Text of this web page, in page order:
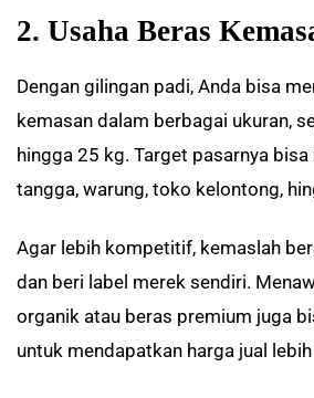
2. Usaha Beras
Dengan gilingan padi, Anda bisa
kemasan dalam berbagai ukuran,
hingga 25 kg. Target pasarnya
tangga, warung, toko kelontong,
Agar lebih kompetitif, kemaslah
dan beri label merek sendiri.
organik atau beras premium juga
untuk mendapatkan harga jual